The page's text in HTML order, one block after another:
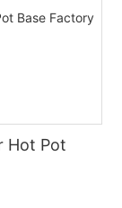
Hot Pot